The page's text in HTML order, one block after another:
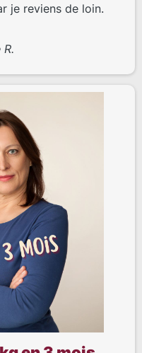
je reviens de loin.